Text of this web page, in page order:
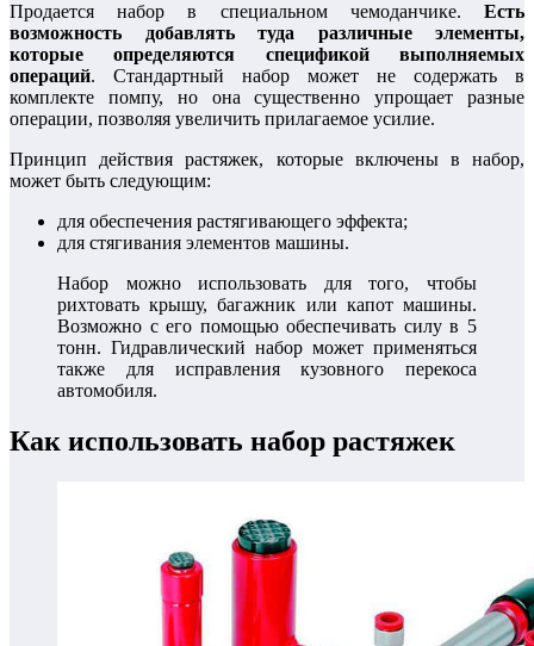
Продается набор в специальном чемоданчике. Есть
возможность добавлять туда различные элементы,
которые определяются спецификой выполняемых
операций. Стандартный набор может не содержать в
комплекте помпу, но она существенно упрощает разные
операции, позволяя увеличить прилагаемое усилие.
Принцип действия растяжек, которые включены в набор,
может быть следующим:
для обеспечения растягивающего эффекта;
для стягивания элементов машины.
Набор можно использовать для того, чтобы
рихтовать крышу, багажник или капот машины.
Возможно с его помощью обеспечивать силу в 5
тонн. Гидравлический набор может применяться
также для исправления кузовного перекоса
автомобиля.
Как использовать набор растяжек